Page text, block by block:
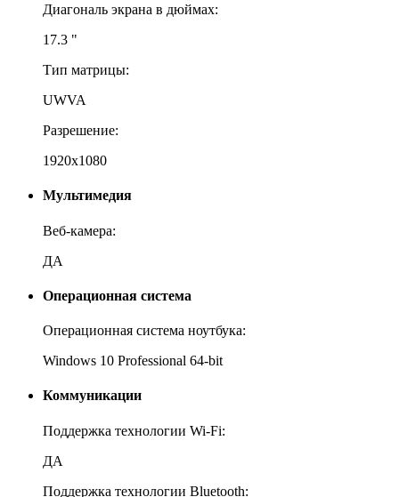
Диагональ экрана в дюймах:
17.3 "
Тип матрицы:
UWVA
Разрешение:
1920x1080
Мультимедия
Веб-камера:
ДА
Операционная система
Операционная система ноутбука:
Windows 10 Professional 64-bit
Коммуникации
Поддержка технологии Wi-Fi:
ДА
Поддержка технологии Bluetooth: